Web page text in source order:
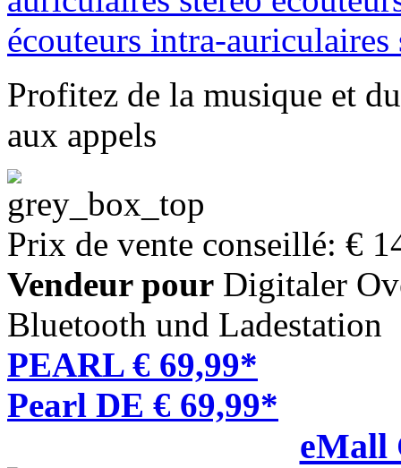
Profitez de la musique et
aux appels
Prix de vente conseillé: €
Vendeur pour Digitaler
Bluetooth und Ladestation
PEARL € 69,99*
Pearl DE € 69,99*
eMall